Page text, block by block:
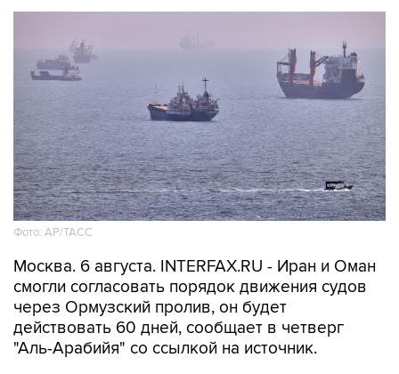
Фото: AP/ТАСС
Москва. 6 августа. INTERFAX.RU - Иран и Оман
смогли согласовать порядок движения судов
через Ормузский пролив, он будет
действовать 60 дней, сообщает в четверг
"Аль-Арабийя" со ссылкой на источник.